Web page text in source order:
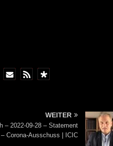
WEITER
– 2022-09-28 – Statement
– Corona-Ausschuss | ICIC